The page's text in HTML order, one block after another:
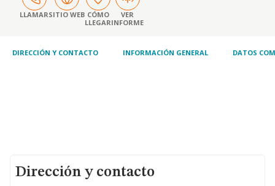
LLAMARSITIO WEB CÓMO
LLEGAR
VER
INFORME
DIRECCIÓN Y CONTACTO INFORMACIÓN GENERAL DATOS
Dirección y contacto